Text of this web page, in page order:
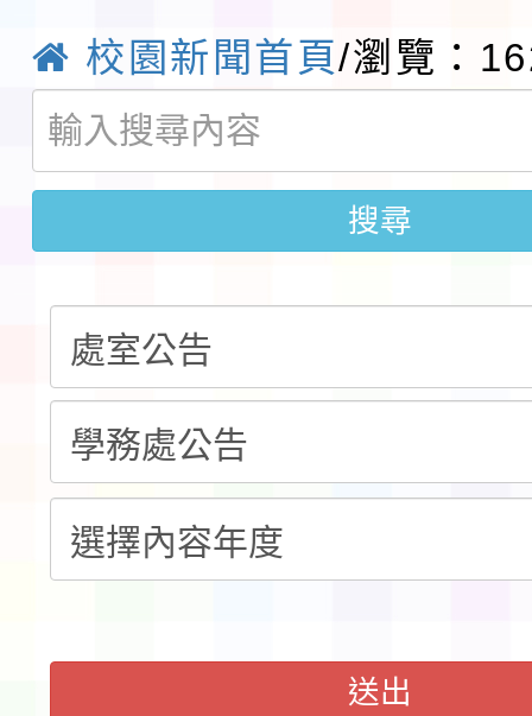
展演活動實施計畫」
請一案
社團法人中華民國畫廊
026 ART TAIPEI臺北
會」之「藝術教育日」
本校115學年度第1學
第2次招考代課鐘點教
告(採1次公告分次招考)
115 年度兒童課後照顧
0 小時業訓練課程
轉知本市體育總會划船
「115年桃園市運動會
錦標賽」海洋艇及
域)，申請變更地點
「114-115年度
計畫」公費接種對象擴
115學年度迎新活動暨
會活動流程表
校園新聞首頁/瀏覽：
搜尋
送出